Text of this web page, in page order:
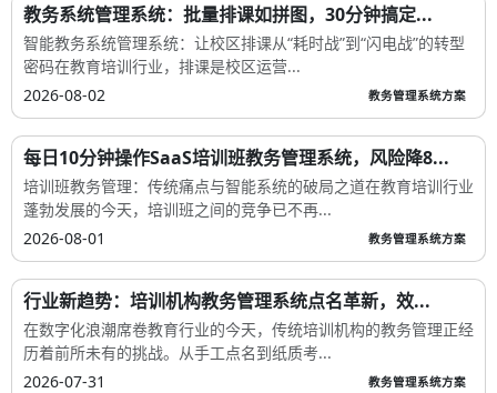
教务系统管理系统：批量排课如拼图，30分钟搞定...
智能教务系统管理系统：让校区排课从“耗时战”到“闪电战”的转型
密码在教育培训行业，排课是校区运营...
2026-08-02
教务管理系统方案
每日10分钟操作SaaS培训班教务管理系统，风险降8...
培训班教务管理：传统痛点与智能系统的破局之道在教育培训行业
蓬勃发展的今天，培训班之间的竞争已不再...
2026-08-01
教务管理系统方案
行业新趋势：培训机构教务管理系统点名革新，效...
在数字化浪潮席卷教育行业的今天，传统培训机构的教务管理正经
历着前所未有的挑战。从手工点名到纸质考...
2026-07-31
教务管理系统方案